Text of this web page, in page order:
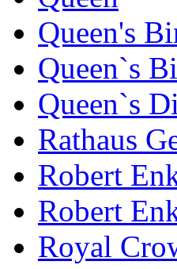
Queen's
Queen`s
Queen`s
Rathaus
Robert
Robert
Royal